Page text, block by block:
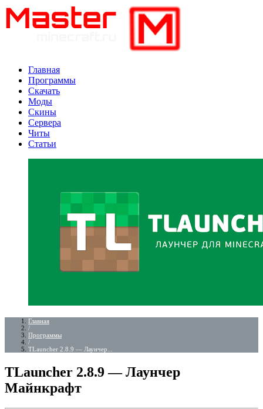
Главная
Программы
Скачать
Моды
Скины
Сервера
Читы
Статьи
Главная
/
Программы
/
TLauncher 2.8.9 — Лаунчер...
TLauncher 2.8.9 — Лаунчер
Майнкрафт